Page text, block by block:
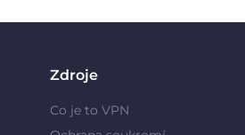
Zdroje
Co je to VPN